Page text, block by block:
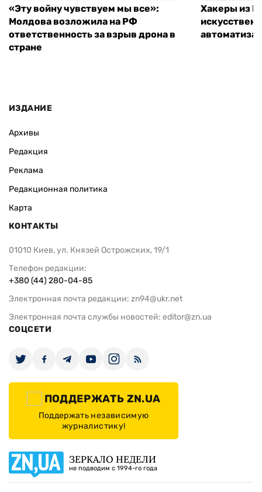
«Эту войну чувствуем мы все»:
Молдова возложила на РФ
ответственность за взрыв дрона в
стране
Хакеры из
ИЗДАНИЕ
Архивы
Редакция
Реклама
Редакционная политика
Карта
КОНТАКТЫ
01010 Киев, ул. Князей Острожских, 19/1
Телефон редакции:
+380 (44) 280-04-85
Электронная почта редакции: zn94@ukr.net
Электронная почта службы новостей: editor@zn.ua
СОЦСЕТИ
ПОДДЕРЖАТЬ ZN.UA
Поддержать независимую
журналистику!
ЗЕРКАЛО НЕДЕЛИ
не подводим с 1994-го года